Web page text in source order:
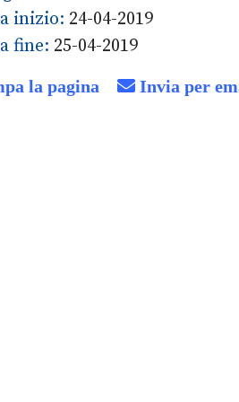
inizio: 24-04-2019
fine: 25-04-2019
la pagina Invia per